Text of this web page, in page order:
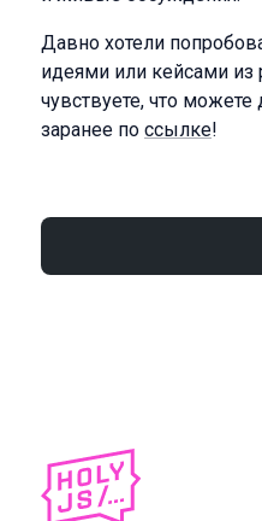
Давно хотели
идеями или кейсами из
чувствуете, что
заранее по ссылке!